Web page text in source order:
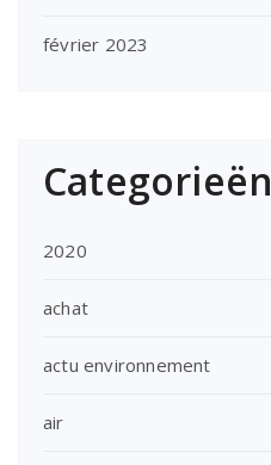
février 2023
Categorieën
2020
achat
actu environnement
air